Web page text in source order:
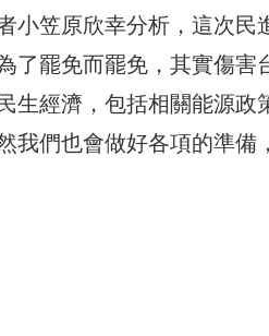
小笠原欣幸分析，這次民
了罷免而罷免，其實傷
生經濟，包括相關能源
我們也會做好各項的準備